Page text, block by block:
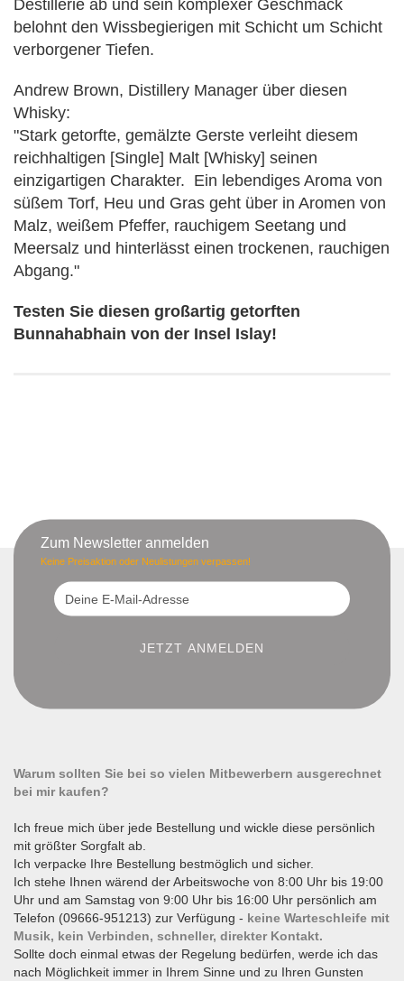
Destillerie ab und sein komplexer Geschmack
belohnt den Wissbegierigen mit Schicht um Schicht
verborgener Tiefen.
Andrew Brown, Distillery Manager über diesen
Whisky:
"Stark getorfte, gemälzte Gerste verleiht diesem
reichhaltigen [Single] Malt [Whisky] seinen
einzigartigen Charakter. Ein lebendiges Aroma von
süßem Torf, Heu und Gras geht über in Aromen von
Malz, weißem Pfeffer, rauchigem Seetang und
Meersalz und hinterlässt einen trockenen, rauchigen
Abgang."
Testen Sie diesen großartig getorften
Bunnahabhain von der Insel Islay!
Zum Newsletter anmelden
Keine Preisaktion oder Neulistungen verpassen!
Warum sollten Sie bei so vielen Mitbewerbern ausgerechnet
bei mir kaufen?
Ich freue mich über jede Bestellung und wickle diese persönlich
mit größter Sorgfalt ab.
Ich verpacke Ihre Bestellung bestmöglich und sicher.
Ich stehe Ihnen wärend der Arbeitswoche von 8:00 Uhr bis 19:00
Uhr und am Samstag von 9:00 Uhr bis 16:00 Uhr persönlich am
Telefon (09666-951213) zur Verfügung - keine Warteschleife mit
Musik, kein Verbinden, schneller, direkter Kontakt.
Sollte doch einmal etwas der Regelung bedürfen, werde ich das
nach Möglichkeit immer in Ihrem Sinne und zu Ihren Gunsten